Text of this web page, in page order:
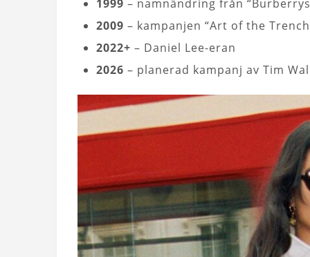
1999 – namnändring från
2009 – kampanjen “Art of the
2022+ – Daniel Lee-eran
2026 – planerad kampanj av Tim